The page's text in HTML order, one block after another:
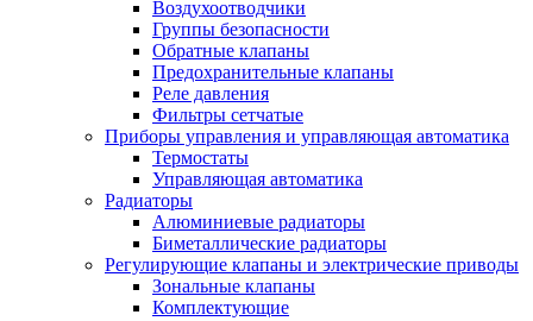
Воздухоотводчики
Группы безопасности
Обратные клапаны
Предохранительные клапаны
Реле давления
Фильтры сетчатые
Приборы управления и управляющая автоматика
Термостаты
Управляющая автоматика
Радиаторы
Алюминиевые радиаторы
Биметаллические радиаторы
Регулирующие клапаны и электрические приводы
Зональные клапаны
Комплектующие